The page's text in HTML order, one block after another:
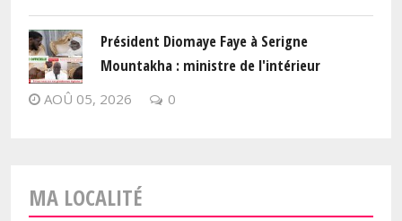
Président Diomaye Faye à Serigne
Mountakha : ministre de l'intérieur
AOÛ 05, 2026 0
MA LOCALITÉ